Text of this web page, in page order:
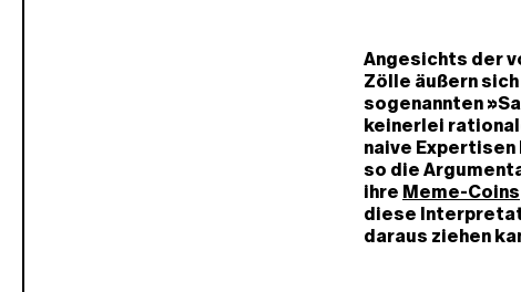
Angesichts der
Zölle äußern
sogenannten
keinerlei
naive Expertisen
so die
ihre Meme-Coins
diese
daraus ziehen